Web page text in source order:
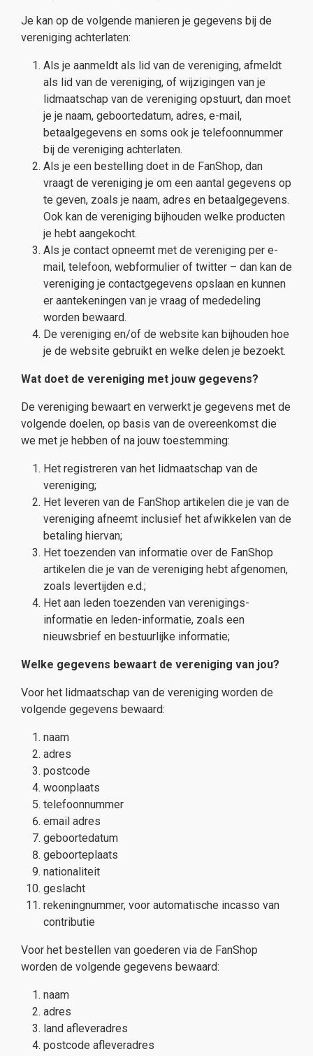
Je kan op de volgende manieren je gegevens bij de
vereniging achterlaten:
Als je aanmeldt als lid van de vereniging, afmeldt
als lid van de vereniging, of wijzigingen van je
lidmaatschap van de vereniging opstuurt, dan moet
je je naam, geboortedatum, adres, e-mail,
betaalgegevens en soms ook je telefoonnummer
bij de vereniging achterlaten.
Als je een bestelling doet in de FanShop, dan
vraagt de vereniging je om een aantal gegevens op
te geven, zoals je naam, adres en betaalgegevens.
Ook kan de vereniging bijhouden welke producten
je hebt aangekocht.
Als je contact opneemt met de vereniging per e-
mail, telefoon, webformulier of twitter – dan kan de
vereniging je contactgegevens opslaan en kunnen
er aantekeningen van je vraag of mededeling
worden bewaard.
De vereniging en/of de website kan bijhouden hoe
je de website gebruikt en welke delen je bezoekt.
Wat doet de vereniging met jouw gegevens?
De vereniging bewaart en verwerkt je gegevens met de
volgende doelen, op basis van de overeenkomst die
we met je hebben of na jouw toestemming:
Het registreren van het lidmaatschap van de
vereniging;
Het leveren van de FanShop artikelen die je van de
vereniging afneemt inclusief het afwikkelen van de
betaling hiervan;
Het toezenden van informatie over de FanShop
artikelen die je van de vereniging hebt afgenomen,
zoals levertijden e.d.;
Het aan leden toezenden van verenigings-
informatie en leden-informatie, zoals een
nieuwsbrief en bestuurlijke informatie;
Welke gegevens bewaart de vereniging van jou?
Voor het lidmaatschap van de vereniging worden de
volgende gegevens bewaard:
naam
adres
postcode
woonplaats
telefoonnummer
email adres
geboortedatum
geboorteplaats
nationaliteit
geslacht
rekeningnummer, voor automatische incasso van
contributie
Voor het bestellen van goederen via de FanShop
worden de volgende gegevens bewaard:
naam
adres
land afleveradres
postcode afleveradres